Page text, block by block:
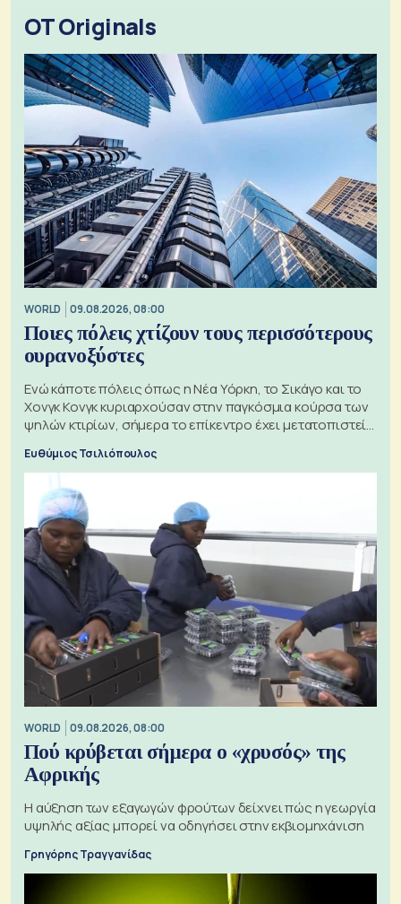
OT Originals
WORLD 09.08.2026, 08:00
Ποιες πόλεις χτίζουν τους περισσότερους
ουρανοξύστες
Ενώ κάποτε πόλεις όπως η Νέα Υόρκη, το Σικάγο και το
Χονγκ Κονγκ κυριαρχούσαν στην παγκόσμια κούρσα των
ψηλών κτιρίων, σήμερα το επίκεντρο έχει μετατοπιστεί
Ευθύμιος Τσιλιόπουλος
WORLD 09.08.2026, 08:00
Πού κρύβεται σήμερα ο «χρυσός» της
Αφρικής
Η αύξηση των εξαγωγών φρούτων δείχνει πώς η γεωργία
υψηλής αξίας μπορεί να οδηγήσει στην εκβιομηχάνιση
Γρηγόρης Τραγγανίδας